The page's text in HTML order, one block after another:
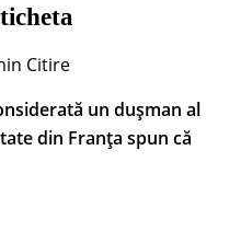
Citire
un dușman al
din Franța spun că